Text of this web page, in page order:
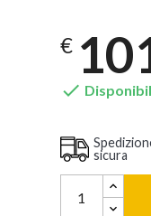
€

sicura